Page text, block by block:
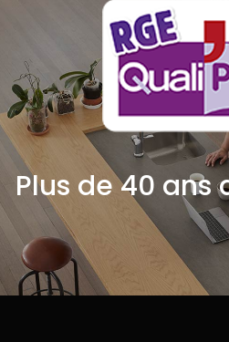
Plus de 40 ans